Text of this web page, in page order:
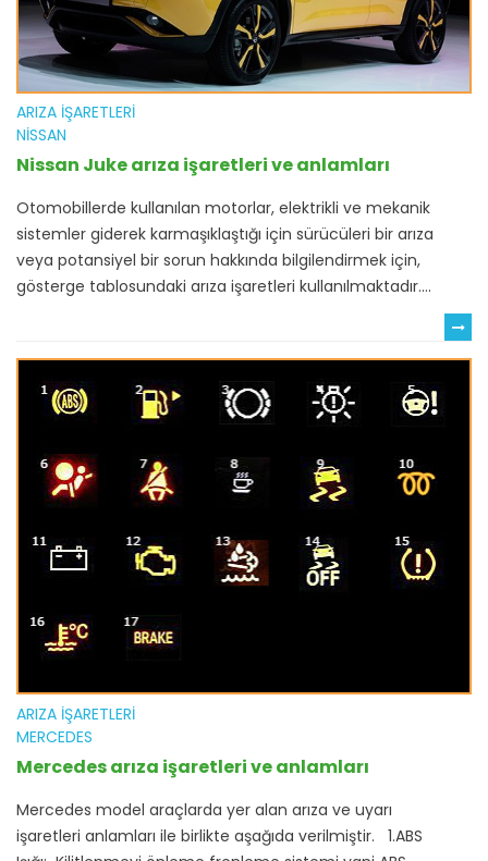
ARIZA İŞARETLERI
NISSAN
Nissan Juke arıza işaretleri ve anlamları
Otomobillerde kullanılan motorlar, elektrikli ve mekanik
sistemler giderek karmaşıklaştığı için sürücüleri bir arıza
veya potansiyel bir sorun hakkında bilgilendirmek için,
gösterge tablosundaki arıza işaretleri kullanılmaktadır....
ARIZA İŞARETLERI
MERCEDES
Mercedes arıza işaretleri ve anlamları
Mercedes model araçlarda yer alan arıza ve uyarı
işaretleri anlamları ile birlikte aşağıda verilmiştir. 1.ABS